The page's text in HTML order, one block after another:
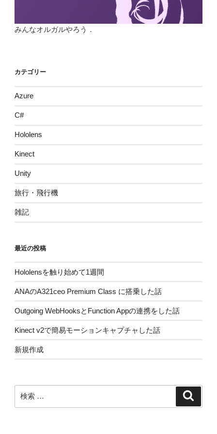
みんなオルガルやろう．
カテゴリー
Azure
C#
Hololens
Kinect
Unity
旅行・飛行機
雑記
最近の投稿
Hololensを触り始めて1週間
ANAのA321ceo Premium Class に搭乗した話
Outgoing WebHooksとFunction Appの連携をした話
Kinect v2で簡易モーションキャプチャした話
新規作成
検
索: